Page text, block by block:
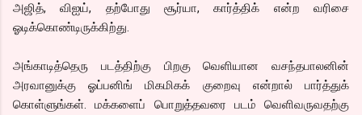
அஜித், விஐய், தற்போது சூர்யா, கார்த்திக் என்ற வரிசை
ஓடிக்கொண்டிருக்கிற்து.
அங்காடித்தெரு படத்திற்கு பிறகு வெளியான வசந்தபாலனின்
அரவானுக்கு ஓப்பனிங் மிகமிகக் குறைவு என்றால் பார்த்துக்
கொள்ளுங்கள். மக்களைப் பொறுத்தவரை படம் வெளிவருவதற்கு